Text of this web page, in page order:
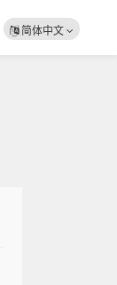
简体中文